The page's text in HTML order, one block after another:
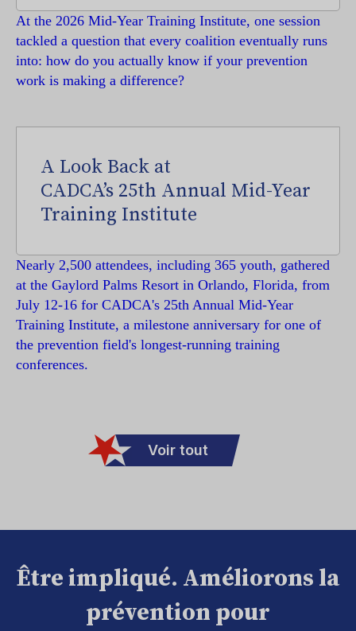
At the 2026 Mid-Year Training Institute, one session
tackled a question that every coalition eventually runs
into: how do you actually know if your prevention
work is making a difference?
A Look Back at
CADCA’s 25th Annual Mid-Year
Training Institute
Nearly 2,500 attendees, including 365 youth, gathered
at the Gaylord Palms Resort in Orlando, Florida, from
July 12-16 for CADCA's 25th Annual Mid-Year
Training Institute, a milestone anniversary for one of
the prevention field's longest-running training
conferences.
Voir tout
Être impliqué. Améliorons la
prévention pour